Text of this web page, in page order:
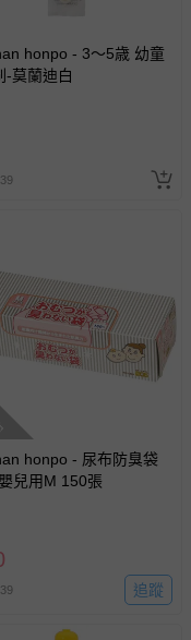
honpo - 3～5歳 幼童
-莫蘭迪白
honpo - 尿布防臭袋
兒用M 150張
追蹤